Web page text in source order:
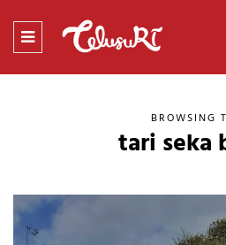
BROWSING
tari seka